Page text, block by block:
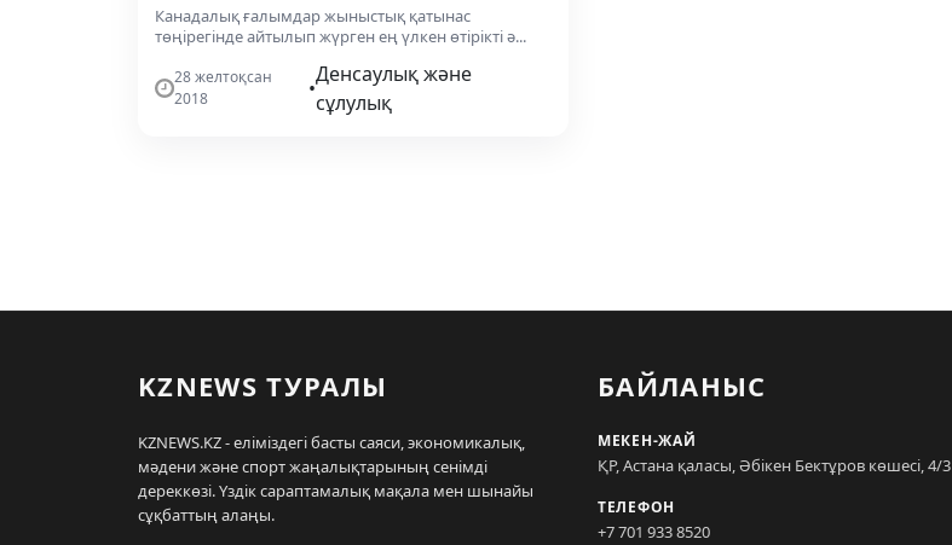
Канадалық ғалымдар жыныстық қатынас
төңірегінде айтылып жүрген ең үлкен өтірікті ә...
28 желтоқсан
2018
•
Денсаулық және
сұлулық
KZNEWS ТУРАЛЫ
KZNEWS.KZ - еліміздегі басты саяси, экономикалық,
мәдени және спорт жаңалықтарының сенімді
дереккөзі. Үздік сараптамалық мақала мен шынайы
сұқбаттың алаңы.
БАЙЛАНЫС
МЕКЕН-ЖАЙ
ҚР, Астана қаласы, Әбікен Бектұров көшесі, 4/3
ТЕЛЕФОН
+7 701 933 8520